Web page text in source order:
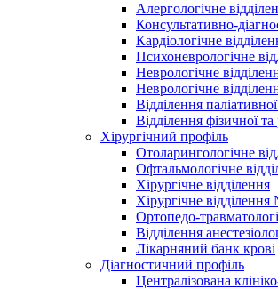
Алергологічне
Консультативно-
Кардіологічне
Психоневрологічне
Неврологічне
Неврологічне
Відділення
Відділення фізичної
Хірургічний профіль
Отоларингологічне
Офтальмологічне
Хірургічне відділення
Хірургічне
Ортопедо-
Відділення
Лікарняний банк крові
Діагностичний профіль
Централізована